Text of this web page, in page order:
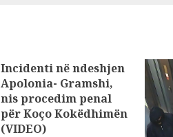
Incidenti në ndeshjen
Apolonia- Gramshi,
nis procedim penal
për Koço Kokëdhimën
(VIDEO)